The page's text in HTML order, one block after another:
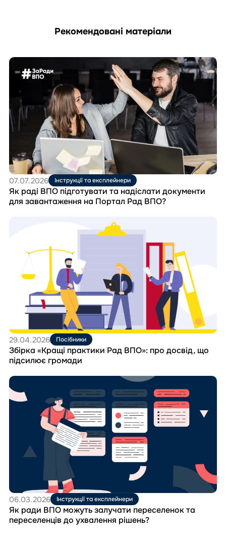
Рекомендовані матеріали
Перейти
до
матеріала
раді
ВПО
підготувати
та
надіслати
документи
для
завантаження
на
Портал
Рад
ВПО?
07.07.2026 Інструкції та експлейнери
Як раді ВПО підготувати та надіслати документи
для завантаження на Портал Рад ВПО?
Збірка
досвід,
громади
29.04.2026 Посібники
Збірка «Кращі практики Рад ВПО»: про досвід, що
підсилює громади
Перейти
до
матеріала
залучати
переселенок
ухвалення
рішень?
06.03.2026 Інструкції та експлейнери
Як ради ВПО можуть залучати переселенок та
переселенців до ухвалення рішень?